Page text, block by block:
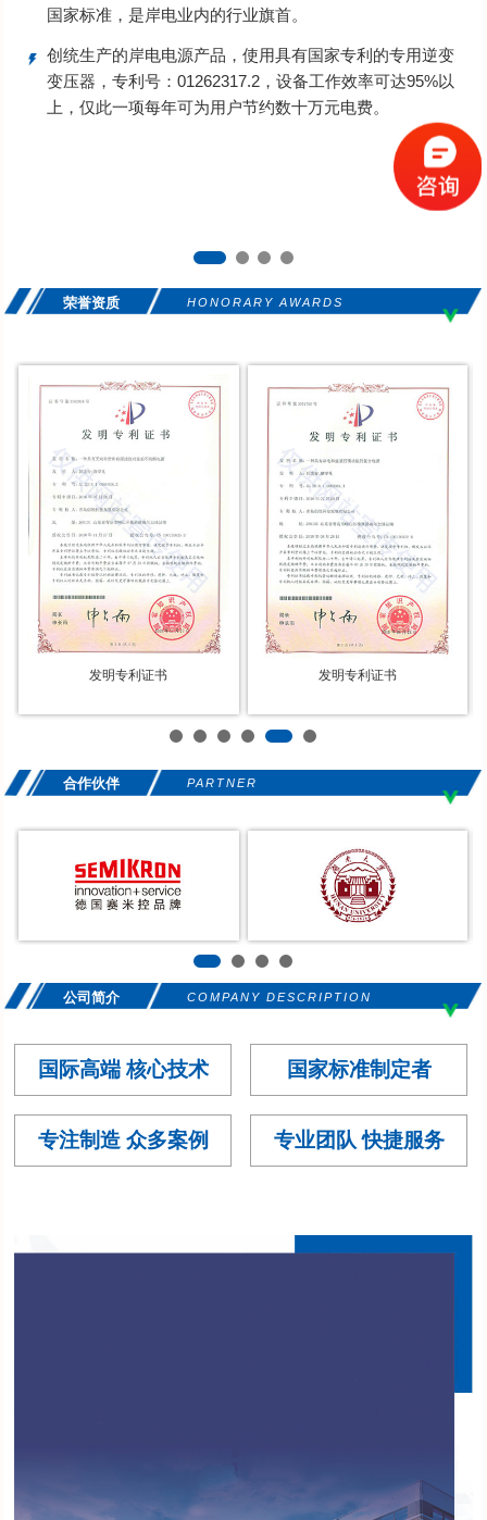
国家标准，是岸电业内的行业旗首。
创统生产的岸电电源产品，使用具有国家专利的专用逆变
变压器，专利号：01262317.2，设备工作效率可达95%以
上，仅此一项每年可为用户节约数十万元电费。
荣誉资质 HONORARY AWARDS
发明专利证书 发明专利证书
合作伙伴 PARTNER
公司简介 COMPANY DESCRIPTION
国际高端 核心技术 国家标准制定者
专注制造 众多案例 专业团队 快捷服务